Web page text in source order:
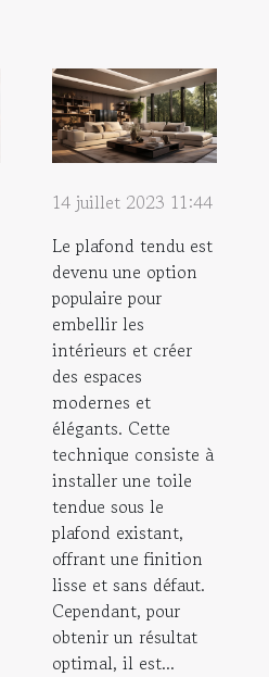
14 juillet 2023 11:44
Le plafond tendu est
devenu une option
populaire pour
embellir les
intérieurs et créer
des espaces
modernes et
élégants. Cette
technique consiste à
installer une toile
tendue sous le
plafond existant,
offrant une finition
lisse et sans défaut.
Cependant, pour
obtenir un résultat
optimal, il est...